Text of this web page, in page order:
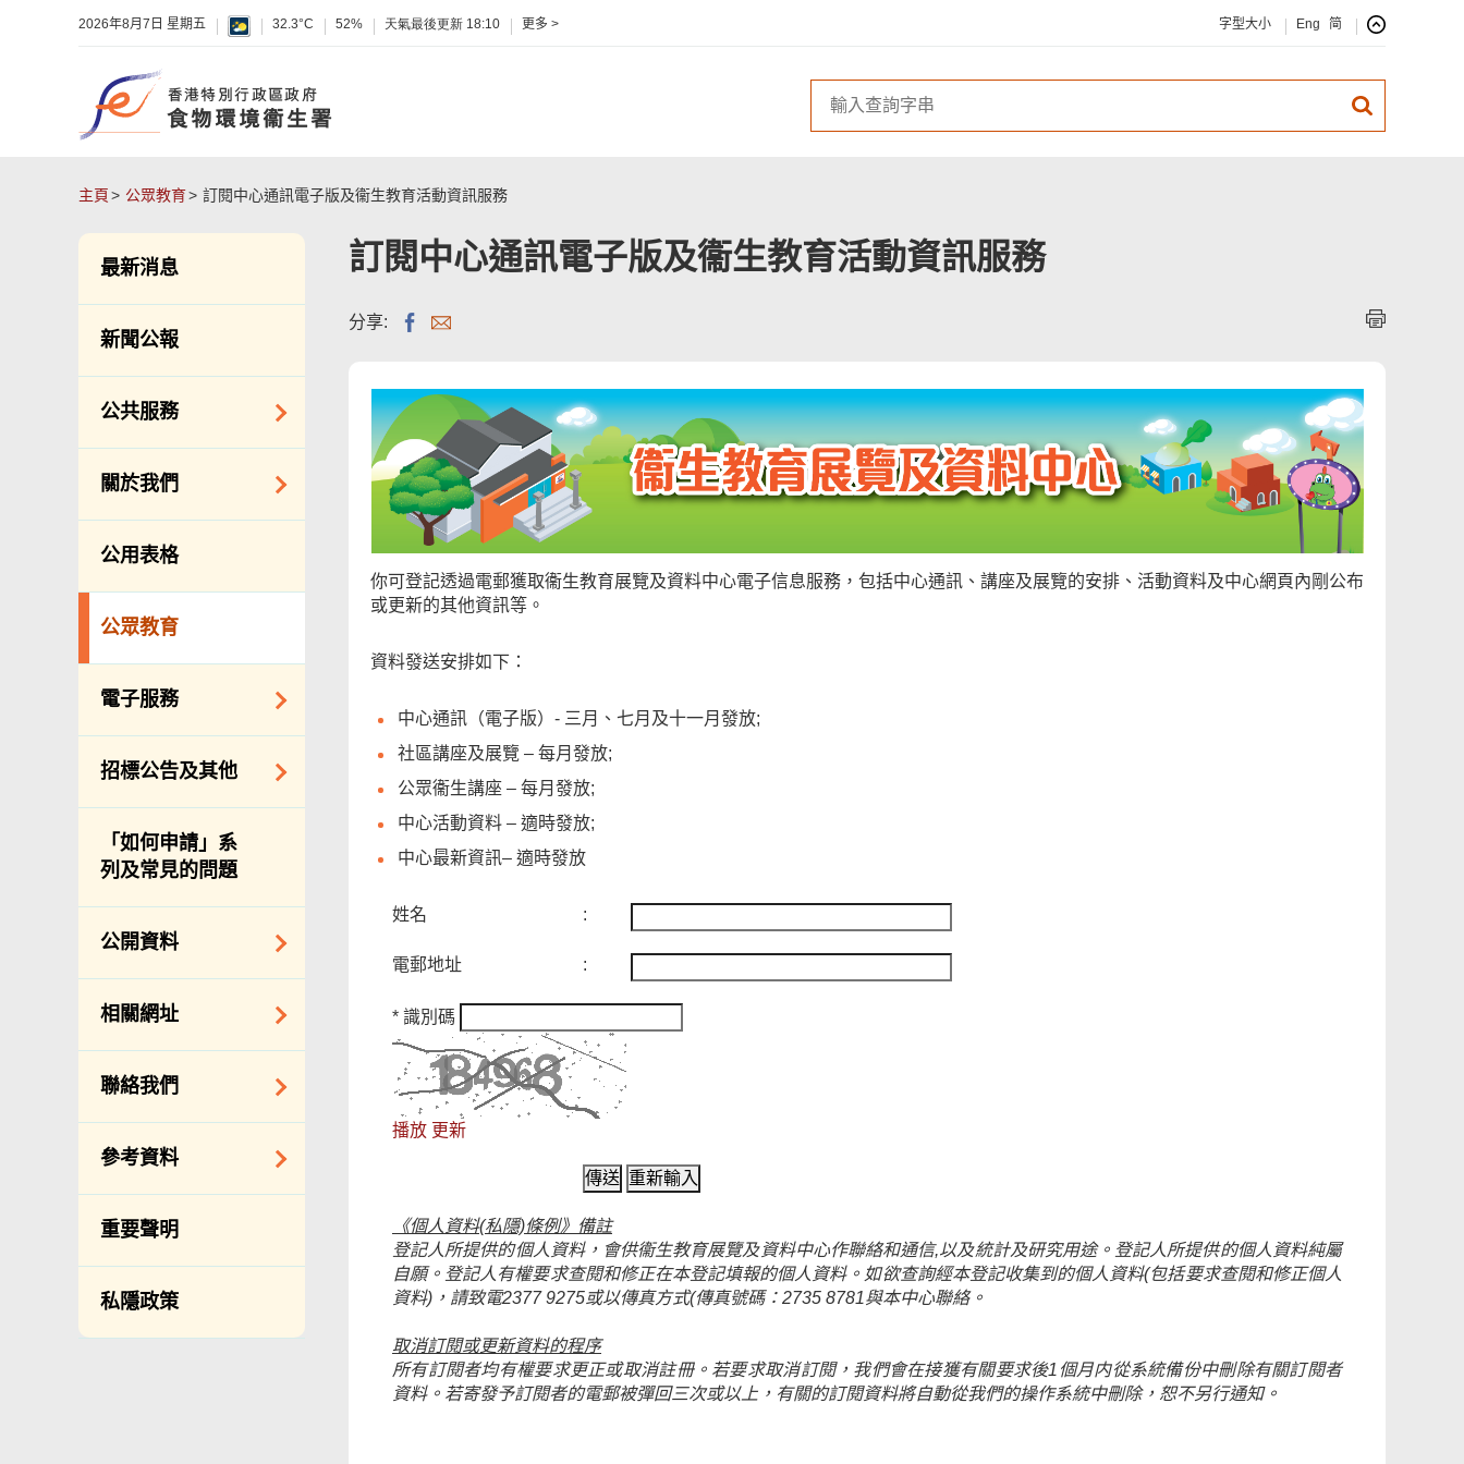
2026年8月7日 星期五 32.3°C 52% 天氣最後更新 18:10 更多 > 字型大小 Eng 简
主頁 公眾教育 訂閱中心通訊電子版及衞生教育活動資訊服務
最新消息
新聞公報
公共服務
潔淨服務
公眾街市
墳場及火葬場
食物安全
私營骨灰龕
公共設施
關於我們
組織結構
服務承諾
公用表格
公眾教育
電子服務
網上付款
招標公告及其他
招標通告索引
主要採購服務預覽
申請納入食物環境
衞生署通知名單
的標準僱傭合約
「如何申請」系
列及常見的問題
公開資料
公開資料守則
備存紀錄一覽表
相關網址
相關政府機構
聯絡我們
查詢、建議、要求
和投訴
分區環境衞生辦事
處地址及電話
滲水投訴調查聯合
辦事處 辦公時間、
參考資料
年度整合開放數據
計劃（包含空間數
據計劃）
立法會事務
促進種族平等
重要聲明
私隱政策
訂閱中心通訊電子版及衞生教育活動資訊服務
分享:
你可登記透過電郵獲取衞生教育展覽及資料中心電子信息服務，包括中心通訊、講座及展覽的安排、活動資料及中心網頁內剛公布
或更新的其他資訊等。
資料發送安排如下：
中心通訊（電子版）- 三月、七月及十一月發放;
社區講座及展覽 – 每月發放;
公眾衞生講座 – 每月發放;
中心活動資料 – 適時發放;
中心最新資訊– 適時發放
姓名 :
電郵地址 :
* 識別碼
播放 更新
《個人資料(私隱)條例》備註
登記人所提供的個人資料，會供衞生教育展覽及資料中心作聯絡和通信,以及統計及研究用途。登記人所提供的個人資料純屬
自願。登記人有權要求查閱和修正在本登記填報的個人資料。如欲查詢經本登記收集到的個人資料(包括要求查閱和修正個人
資料)，請致電2377 9275或以傳真方式(傳真號碼：2735 8781與本中心聯絡。
取消訂閱或更新資料的程序
所有訂閱者均有權要求更正或取消註冊。若要求取消訂閱，我們會在接獲有關要求後1個月内從系統備份中刪除有關訂閱者
資料。若寄發予訂閱者的電郵被彈回三次或以上，有關的訂閱資料將自動從我們的操作系統中刪除，恕不另行通知。